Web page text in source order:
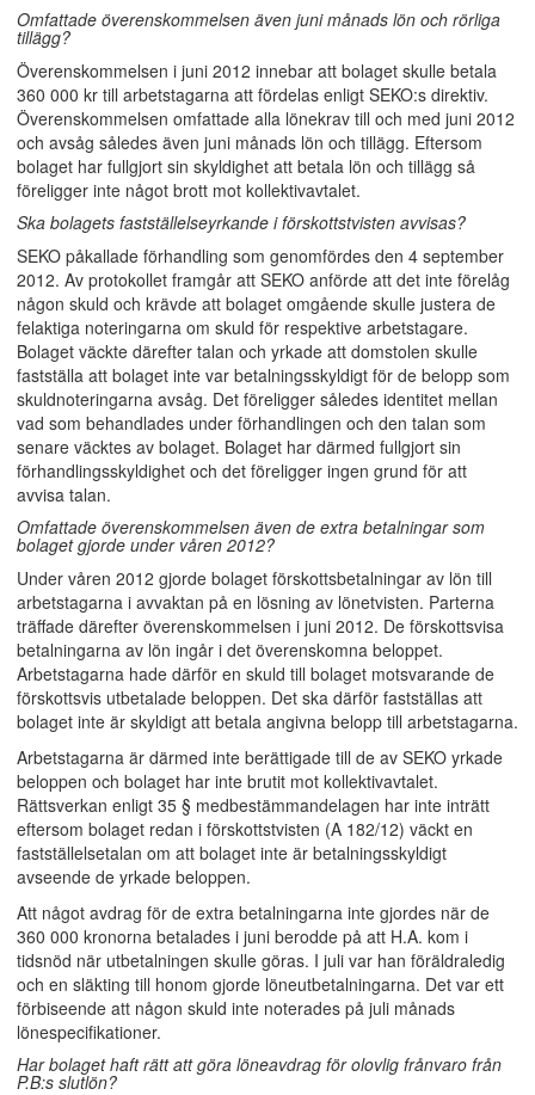
Omfattade överenskommelsen även juni månads lön och rörliga
tillägg?
Överenskommelsen i juni 2012 innebar att bolaget skulle betala
360 000 kr till arbetstagarna att fördelas enligt SEKO:s direktiv.
Överenskommelsen omfattade alla lönekrav till och med juni 2012
och avsåg således även juni månads lön och tillägg. Eftersom
bolaget har fullgjort sin skyldighet att betala lön och tillägg så
föreligger inte något brott mot kollektivavtalet.
Ska bolagets fastställelseyrkande i förskottstvisten avvisas?
SEKO påkallade förhandling som genomfördes den 4 september
2012. Av protokollet framgår att SEKO anförde att det inte förelåg
någon skuld och krävde att bolaget omgående skulle justera de
felaktiga noteringarna om skuld för respektive arbetstagare.
Bolaget väckte därefter talan och yrkade att domstolen skulle
fastställa att bolaget inte var betalningsskyldigt för de belopp som
skuldnoteringarna avsåg. Det föreligger således identitet mellan
vad som behandlades under förhandlingen och den talan som
senare väcktes av bolaget. Bolaget har därmed fullgjort sin
förhandlingsskyldighet och det föreligger ingen grund för att
avvisa talan.
Omfattade överenskommelsen även de extra betalningar som
bolaget gjorde under våren 2012?
Under våren 2012 gjorde bolaget förskottsbetalningar av lön till
arbetstagarna i avvaktan på en lösning av lönetvisten. Parterna
träffade därefter överenskommelsen i juni 2012. De förskottsvisa
betalningarna av lön ingår i det överenskomna beloppet.
Arbetstagarna hade därför en skuld till bolaget motsvarande de
förskottsvis utbetalade beloppen. Det ska därför fastställas att
bolaget inte är skyldigt att betala angivna belopp till arbetstagarna.
Arbetstagarna är därmed inte berättigade till de av SEKO yrkade
beloppen och bolaget har inte brutit mot kollektivavtalet.
Rättsverkan enligt 35 § medbestämmandelagen har inte inträtt
eftersom bolaget redan i förskottstvisten (A 182/12) väckt en
fastställelsetalan om att bolaget inte är betalningsskyldigt
avseende de yrkade beloppen.
Att något avdrag för de extra betalningarna inte gjordes när de
360 000 kronorna betalades i juni berodde på att H.A. kom i
tidsnöd när utbetalningen skulle göras. I juli var han föräldraledig
och en släkting till honom gjorde löneutbetalningarna. Det var ett
förbiseende att någon skuld inte noterades på juli månads
lönespecifikationer.
Har bolaget haft rätt att göra löneavdrag för olovlig frånvaro från
P.B:s slutlön?